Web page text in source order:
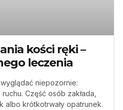
kości ręki –
leczenia
niepozornie:
Część osób zakłada,
krótkotrwały opatrunek.